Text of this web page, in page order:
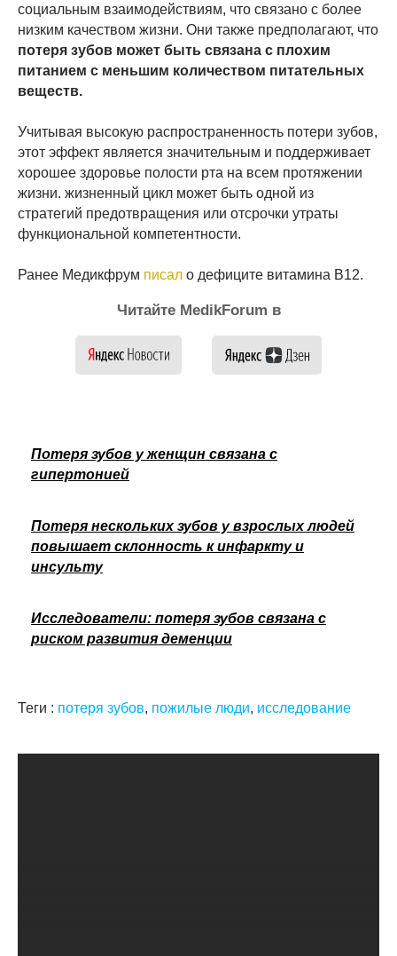
социальным взаимодействиям, что связано с более
низким качеством жизни. Они также предполагают, что
потеря зубов может быть связана с плохим
питанием с меньшим количеством питательных
веществ.
Учитывая высокую распространенность потери зубов,
этот эффект является значительным и поддерживает
хорошее здоровье полости рта на всем протяжении
жизни. жизненный цикл может быть одной из
стратегий предотвращения или отсрочки утраты
функциональной компетентности.
Ранее Медикфрум писал о дефиците витамина В12.
Читайте MedikForum в
Потеря зубов у женщин связана с
гипертонией
Потеря нескольких зубов у взрослых людей
повышает склонность к инфаркту и
инсульту
Исследователи: потеря зубов связана с
риском развития деменции
Теги : потеря зубов, пожилые люди, исследование